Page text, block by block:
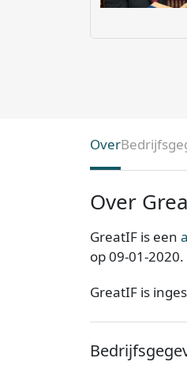
Over
Over
GreatIF is een
op 09-01-2020.
GreatIF is